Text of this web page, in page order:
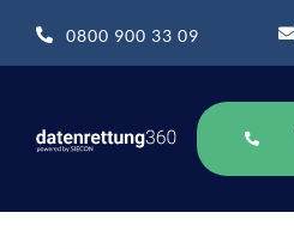
Inhalt
0800 900 33 09